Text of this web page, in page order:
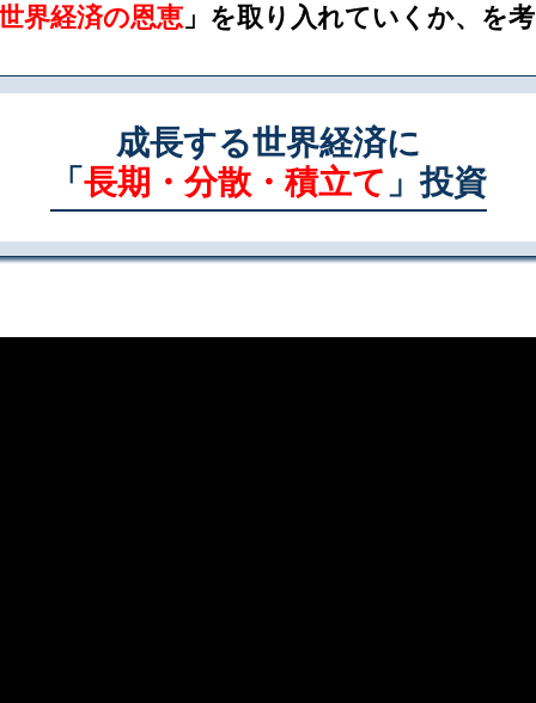
界経済の恩恵 」を取り入れていくか、 を
成長する世界経済に
「 長期・分散・積立て 」投資